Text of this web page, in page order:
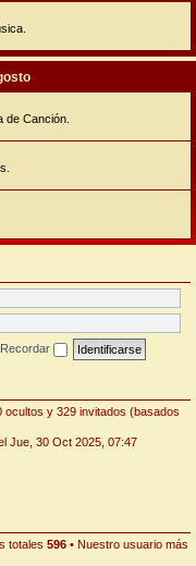
de Canción.
Recordar
y 329 invitados (basados
Jue, 30 Oct 2025, 07:47
totales 596 • Nuestro usuario más